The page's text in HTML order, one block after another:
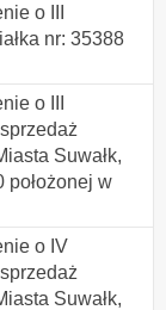
o III
nr: 35388
o III
Suwałk,
położonej w
o IV
Suwałk,